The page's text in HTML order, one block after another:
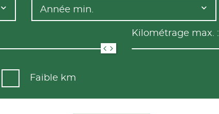
Année min.
Kilométrage max. :
Faible km